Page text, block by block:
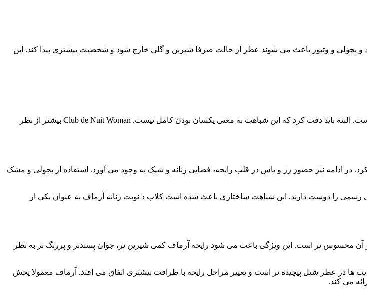
پچولی و وتیور باعث می شوند عطر از حالت صرفا شیرین و گلی خارج شود و شخصیت بیشتری پیدا کند. این
یکی از دلایل اصلی محبوبیت Club de Nuit Woman، شباهت آن به Chanel Coco Mademoiselle است. البته باید دقت کرد که این شباهت به معنی یکسان بودن کامل نیست. Club de Nuit Woman بیشتر از نظر
در ادامه نیز حضور رز و یاس در قلب رایحه، فضایی زنانه و شیک به وجود می آورد. استفاده از پچولی و مشک
را دوست دارند. این شباهت ساختاری باعث شده است کلاب د نویت زنانه آرماف به عنوان یکی از
آن محسوس تر است. این ویژگی باعث می شود رایحه آرماف کمی شیرین تر، جوان پسندتر و پررنگ تر به نظر
ها در عطر شنل پیچیده تر است و تغییر مراحل رایحه با ظرافت بیشتری اتفاق می افتد. آرماف معمولا پخش
می کند.